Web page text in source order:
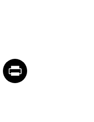
Email
EmailShare article on Print